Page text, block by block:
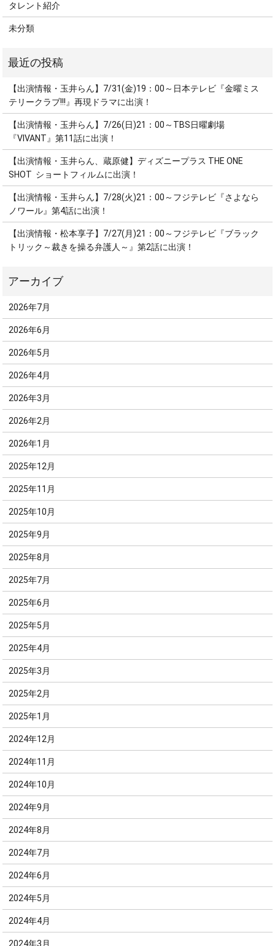
タレント紹介
未分類
【出演情報・玉井らん】7/31(金)19：00～日本テレビ『金曜ミス
テリークラブ!!!』再現ドラマに出演！
【出演情報・玉井らん】7/26(日)21：00～TBS日曜劇場
『VIVANT』第11話に出演！
【出演情報・玉井らん、蔵原健】ディズニープラス THE ONE
SHOT ショートフィルムに出演！
【出演情報・玉井らん】7/28(火)21：00～フジテレビ『さよなら
ノワール』第4話に出演！
【出演情報・松本享子】7/27(月)21：00～フジテレビ『ブラック
トリック～裁きを操る弁護人～』第2話に出演！
2026年7月
2026年6月
2026年5月
2026年4月
2026年3月
2026年2月
2026年1月
2025年12月
2025年11月
2025年10月
2025年9月
2025年8月
2025年7月
2025年6月
2025年5月
2025年4月
2025年3月
2025年2月
2025年1月
2024年12月
2024年11月
2024年10月
2024年9月
2024年8月
2024年7月
2024年6月
2024年5月
2024年4月
2024年3月